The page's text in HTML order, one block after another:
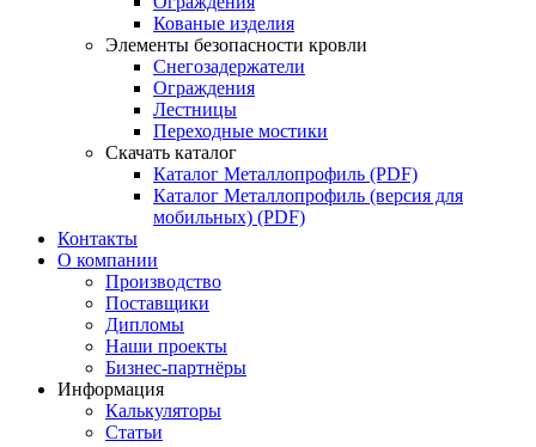
Кованые изделия
Элементы безопасности кровли
Снегозадержатели
Ограждения
Лестницы
Переходные мостики
Скачать каталог
Каталог Металлопрофиль (PDF)
Каталог Металлопрофиль (версия для
мобильных) (PDF)
Контакты
О компании
Производство
Поставщики
Дипломы
Наши проекты
Бизнес-партнёры
Информация
Калькуляторы
Статьи